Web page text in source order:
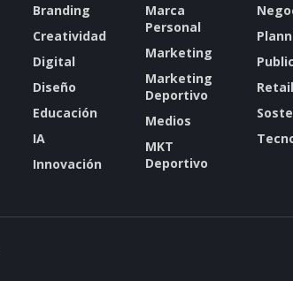
Branding
Creatividad
Digital
Diseño
Educación
IA
Innovación
Marca
Personal
Marketing
Marketing
Deportivo
Medios
MKT
Deportivo
Retail